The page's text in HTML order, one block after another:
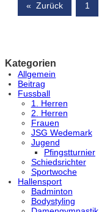
« Zurück 1
Kategorien
Allgemein
Beitrag
Fussball
1. Herren
2. Herren
Frauen
JSG Wedemark
Jugend
Pfingstturnier
Schiedsrichter
Sportwoche
Hallensport
Badminton
Bodystyling